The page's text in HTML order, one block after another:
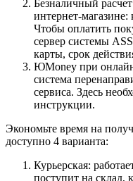
Безналичный
интернет-
Чтобы оплатить
сервер системы
карты, срок
ЮMoney при
система
сервиса. Здесь
инструкции.
Экономьте время на
доступно 4 варианта:
Курьерская:
поступит на склад,